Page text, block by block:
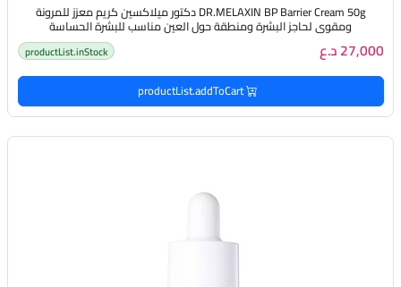
DR.MELAXIN BP Barrier Cream 50g دكتور ميلاكسين كريم معزز للمرونة
ومقوي لحاجز البشرة ومنطقة حول العين مناسب للبشرة الحساسة
27,000 د.ع productList.inStock
productList.addToCart